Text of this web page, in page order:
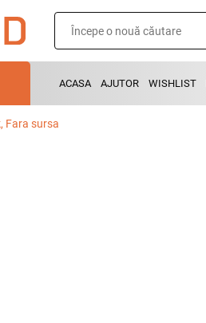
ACASA AJUTOR WISHLIST
Fara sursa